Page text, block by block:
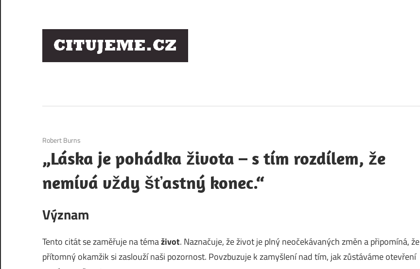
osobností
6. 12. 2020
Robert Burns
„Láska je pohádka života – s tím rozdílem, že
nemívá vždy šťastný konec.“
Význam
Tento citát se zaměřuje na témaživot. Naznačuje, že život je plný neočekávaných změn a připomíná, že
přítomný okamžik si zaslouží naši pozornost. Povzbuzuje k zamyšlení nad tím, jak zůstáváme otevření